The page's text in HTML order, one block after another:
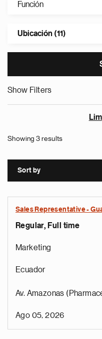
Función
Ubicación (11)
Show Filters
Showing 3 results
Sort by
Sales Representative -
Regular, Full time
Marketing
Ecuador
Av. Amazonas
Ago 05, 2026